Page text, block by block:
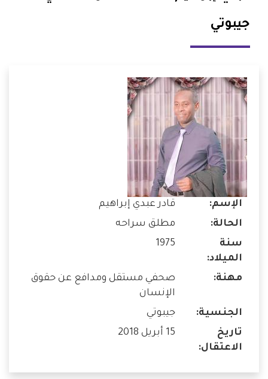
جيبوتي
الإسم:
قادر عبدي إبراهيم
الحالة:
مطلق سراحه
سنة
الميلاد:
1975
مهنة:
صحفي مستقل ومدافع عن حقوق
الإنسان
الجنسية:
جيبوتي
تاريخ
الاعتقال:
15 أبريل 2018